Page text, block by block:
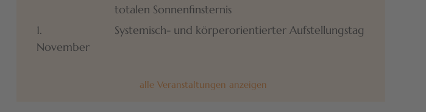
totalen Sonnenfinsternis
1.
November
Systemisch- und körperorientierter Aufstellungstag
alle Veranstaltungen anzeigen